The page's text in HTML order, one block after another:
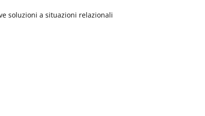
soluzioni a situazioni relazionali